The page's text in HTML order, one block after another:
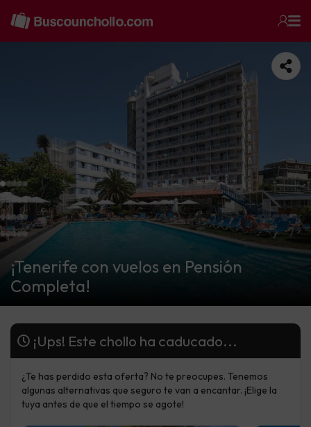
¡Tenerife con vuelos en Pensión
Completa!
¡Ups! Este chollo ha caducado...
¿Te has perdido esta oferta? No te preocupes. Tenemos
algunas alternativas que seguro te van a encantar. ¡Elige la
tuya antes de que el tiempo se agote!